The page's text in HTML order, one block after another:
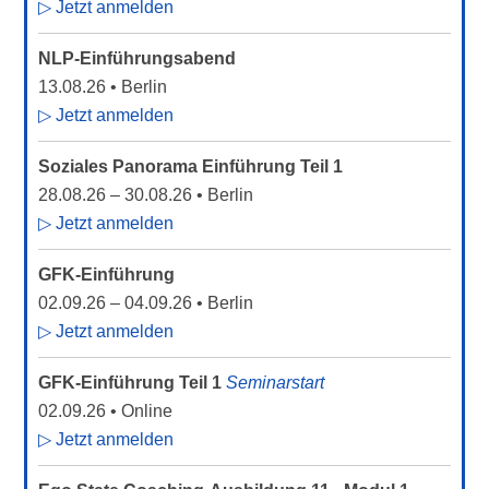
▷ Jetzt anmelden
NLP-Einführungsabend
13.08.26 • Berlin
▷ Jetzt anmelden
Soziales Panorama Einführung Teil 1
28.08.26 – 30.08.26 • Berlin
▷ Jetzt anmelden
GFK-Einführung
02.09.26 – 04.09.26 • Berlin
▷ Jetzt anmelden
GFK-Einführung Teil 1 Seminarstart
02.09.26 • Online
▷ Jetzt anmelden